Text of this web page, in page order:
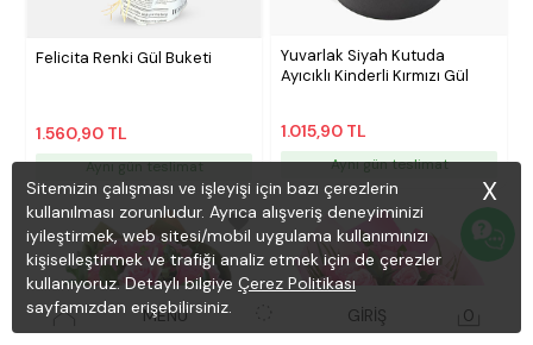
MENÜ GİRİŞ 0
Felicita Renki Gül Buketi
1.560,90 TL
Aynı gün teslimat
Yuvarlak Siyah Kutuda
Ayıcıklı Kinderli Kırmızı Gül
1.015,90 TL
Aynı gün teslimat
Sitemizin çalışması ve işleyişi için bazı çerezlerin
kullanılması zorunludur. Ayrıca alışveriş deneyiminizi
iyileştirmek, web sitesi/mobil uygulama kullanımınızı
kişiselleştirmek ve trafiği analiz etmek için de çerezler
kullanıyoruz. Detaylı bilgiye Çerez Politikası
sayfamızdan erişebilirsiniz.
X